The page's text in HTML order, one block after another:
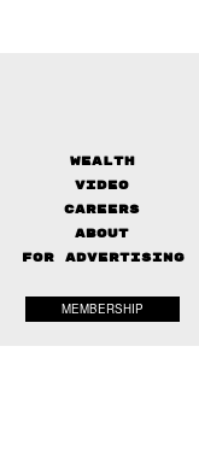
Wealth
Video
Careers
About
FOR ADVERTISING
MEMBERSHIP